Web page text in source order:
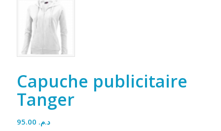
Capuche publicitaire
Tanger
د.م.